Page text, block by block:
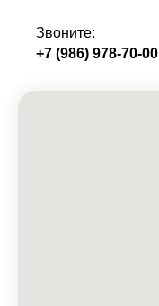
Звоните:
+7 (986) 978-70-00